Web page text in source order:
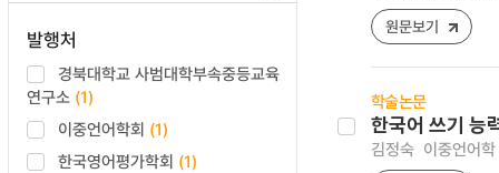
발행처
경북대학교 사범대학부속중등교육
연구소 (1)
이중언어학회 (1)
한국영어평가학회 (1)
원문보기
학술논문
한국어 쓰기 능
김정숙 이중언어